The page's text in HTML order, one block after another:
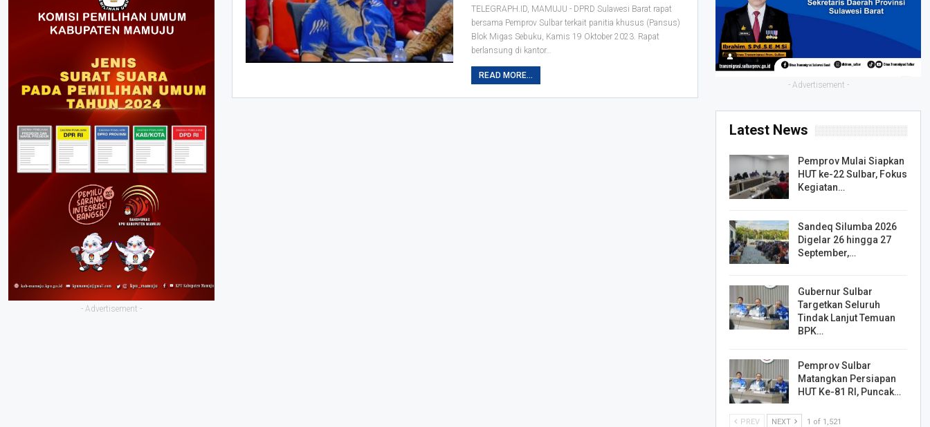
TELEGRAPH.ID, MAMUJU - DPRD Sulawesi Barat rapat
bersama Pemprov Sulbar terkait panitia khusus (Pansus)
Blok Migas Sebuku, Kamis 19 Oktober 2023. Rapat
berlansung di kantor…
READ MORE...
- Advertisement -
Latest News
Pemprov Mulai Siapkan
HUT ke-22 Sulbar, Fokus
Kegiatan…
Sandeq Silumba 2026
Digelar 26 hingga 27
September,…
Gubernur Sulbar
Targetkan Seluruh
Tindak Lanjut Temuan
BPK…
Pemprov Sulbar
Matangkan Persiapan
HUT Ke-81 RI, Puncak…
PREV NEXT 1 of 1,521
- Advertisement -